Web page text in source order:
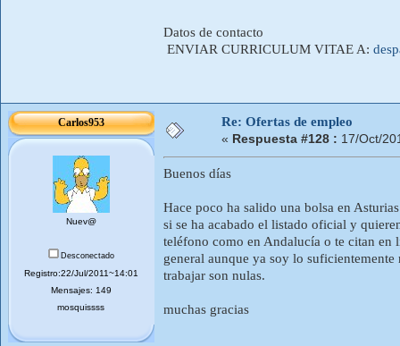
Datos de contacto
ENVIAR CURRICULUM VITAE A:
Carlos953
Nuev@
Desconectado
Registro:22/Jul/2011~14:01
Mensajes: 149
mosquissss
Re: Ofertas de empleo
« Respuesta #128 : 17/Oct/
Buenos días
Hace poco ha salido una bolsa en
si se ha acabado el listado oficial y
teléfono como en Andalucía o te citan
general aunque ya soy lo
trabajar son nulas.
muchas gracias